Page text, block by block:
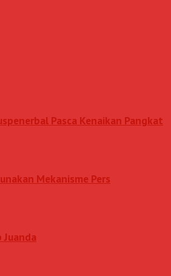
Pasca Kenaikan Pangkat
Mekanisme Pers
Juanda